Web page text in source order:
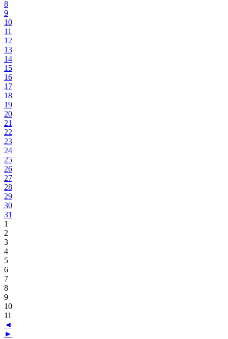
8
9
10
11
12
13
14
15
16
17
18
19
20
21
22
23
24
25
26
27
28
29
30
31
1
2
3
4
5
6
7
8
9
10
11
◄
►